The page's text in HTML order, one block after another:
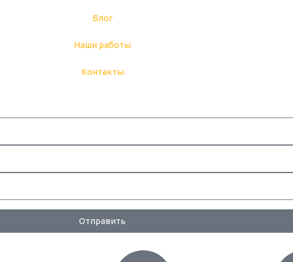
Блог
Наши работы
Контакты
Отправить